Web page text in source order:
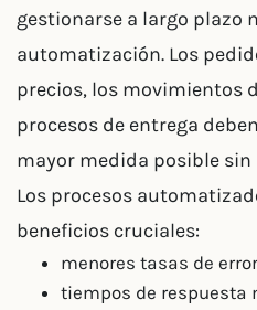
gestionarse a largo plazo
automatización. Los
precios, los movimientos
procesos de entrega
mayor medida posible
Los procesos
beneficios cruciales:
menores tasas de error
tiempos de respuesta